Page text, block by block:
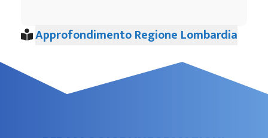
Approfondimento Regione Lombardia